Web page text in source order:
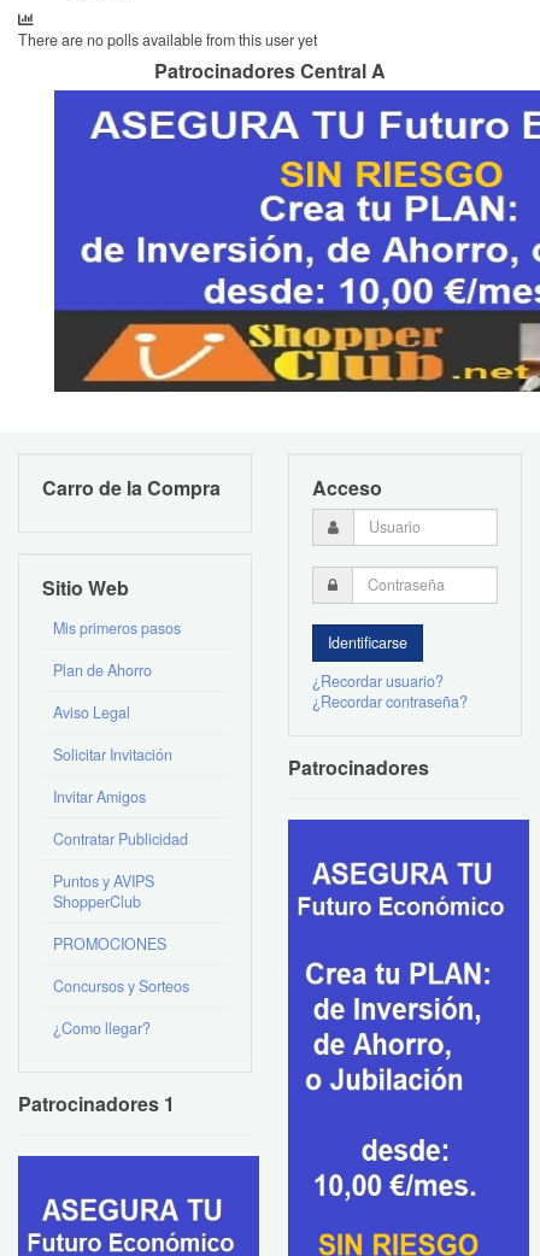
There are no polls available from this user yet
Patrocinadores Central A
Carro de la Compra
Sitio Web
Mis primeros pasos
Plan de Ahorro
Aviso Legal
Solicitar Invitación
Invitar Amigos
Contratar Publicidad
Puntos y AVIPS
ShopperClub
PROMOCIONES
Concursos y Sorteos
¿Como llegar?
Patrocinadores 1
Acceso
¿Recordar usuario?
¿Recordar contraseña?
Patrocinadores